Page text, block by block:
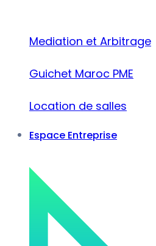
Mediation et Arbitrage
Guichet Maroc PME
Location de salles
Espace Entreprise